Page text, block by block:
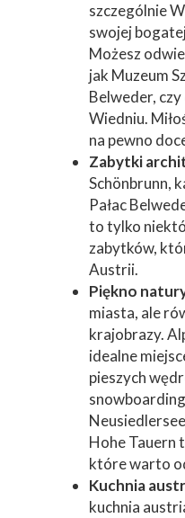
szczególnie
swojej
Możesz
jak Muzeum
Belweder,
Wiedniu.
na pewno
Zabytki
Schönbrunn,
Pałac
to tylko
zabytków,
Austrii.
Piękno
miasta, ale
krajobrazy.
idealne
pieszych
Hohe Tauern
które warto
Kuchnia
kuchnia